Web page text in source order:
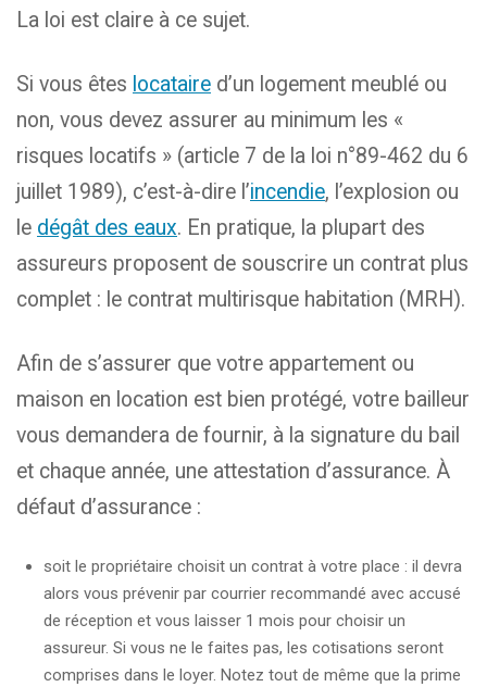
La loi est claire à ce sujet.
Si vous êtes locataire d’un logement meublé ou
non, vous devez assurer au minimum les «
risques locatifs » (article 7 de la loi n°89-462 du 6
juillet 1989), c’est-à-dire l’incendie, l’explosion ou
le dégât des eaux. En pratique, la plupart des
assureurs proposent de souscrire un contrat plus
complet : le contrat multirisque habitation (MRH).
Afin de s’assurer que votre appartement ou
maison en location est bien protégé, votre bailleur
vous demandera de fournir, à la signature du bail
et chaque année, une attestation d’assurance. À
défaut d’assurance :
soit le propriétaire choisit un contrat à votre place : il devra
alors vous prévenir par courrier recommandé avec accusé
de réception et vous laisser 1 mois pour choisir un
assureur. Si vous ne le faites pas, les cotisations seront
comprises dans le loyer. Notez tout de même que la prime